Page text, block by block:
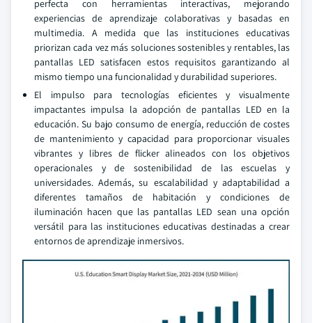
perfecta con herramientas interactivas, mejorando
experiencias de aprendizaje colaborativas y basadas en
multimedia. A medida que las instituciones educativas
priorizan cada vez más soluciones sostenibles y rentables, las
pantallas LED satisfacen estos requisitos garantizando al
mismo tiempo una funcionalidad y durabilidad superiores.
El impulso para tecnologías eficientes y visualmente
impactantes impulsa la adopción de pantallas LED en la
educación. Su bajo consumo de energía, reducción de costes
de mantenimiento y capacidad para proporcionar visuales
vibrantes y libres de flicker alineados con los objetivos
operacionales y de sostenibilidad de las escuelas y
universidades. Además, su escalabilidad y adaptabilidad a
diferentes tamaños de habitación y condiciones de
iluminación hacen que las pantallas LED sean una opción
versátil para las instituciones educativas destinadas a crear
entornos de aprendizaje inmersivos.